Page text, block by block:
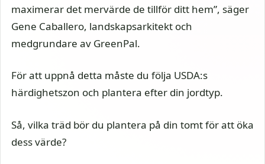
maximerar det mervärde de tillför ditt hem”, säger
Gene Caballero, landskapsarkitekt och
medgrundare av GreenPal.
För att uppnå detta måste du följa USDA:s
härdighetszon och plantera efter din jordtyp.
Så, vilka träd bör du plantera på din tomt för att öka
dess värde?